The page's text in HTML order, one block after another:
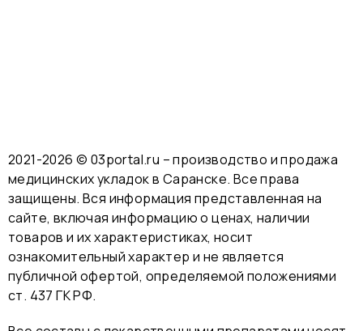
2021-2026 © 03portal.ru – производство и продажа
медицинских укладок в Саранске. Все права
защищены. Вся информация представленная на
сайте, включая информацию о ценах, наличии
товаров и их характеристиках, носит
ознакомительный характер и не является
публичной офертой, определяемой положениями
ст. 437 ГК РФ.